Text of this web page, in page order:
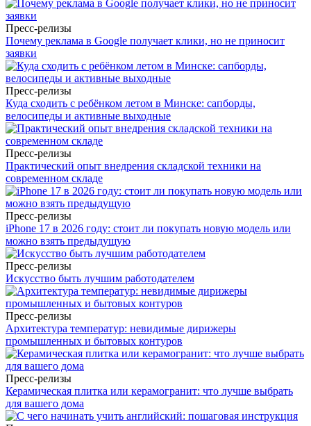
Пресс-релизы
Почему реклама в Google получает клики, но не приносит
заявки
Пресс-релизы
Куда сходить с ребёнком летом в Минске: сапборды,
велосипеды и активные выходные
Пресс-релизы
Практический опыт внедрения складской техники на
современном складе
Пресс-релизы
iPhone 17 в 2026 году: стоит ли покупать новую модель или
можно взять предыдущую
Пресс-релизы
Искусство быть лучшим работодателем
Пресс-релизы
Архитектура температур: невидимые дирижеры
промышленных и бытовых контуров
Пресс-релизы
Керамическая плитка или керамогранит: что лучше выбрать
для вашего дома